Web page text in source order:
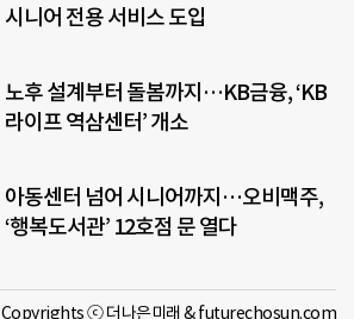
시니어 전용 서비스 도입
노후 설계부터 돌봄까지…KB금융, ‘KB
라이프 역삼센터’ 개소
아동센터 넘어 시니어까지…오비맥주,
‘행복도서관’ 12호점 문 열다
Copyrights ⓒ 더나은미래 & futurechosun.com